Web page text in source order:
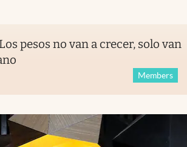
Los pesos no van a crecer, solo van
Members